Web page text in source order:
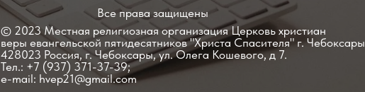
© 2023 Местная религиозная организация Церковь христиан
веры евангельской пятидесятников "Христа Спасителя" г. Чебоксары
428023 Россия, г. Чебоксары, ул. Олега Кошевого, д 7.
Тел.: +7 (937) 371-37-39;
e-mail: hvep21@gmail.com
Все права защищены